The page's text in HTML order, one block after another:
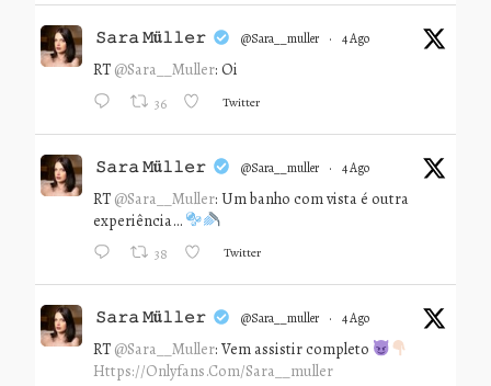
𝚂𝚊𝚛𝚊 𝙼ü𝚕𝚕𝚎𝚛 @sara__muller · 4 Ago
RT @Sara__Muller: Oi
36 Twitter
𝚂𝚊𝚛𝚊 𝙼ü𝚕𝚕𝚎𝚛 @sara__muller · 4 Ago
RT @Sara__Muller: Um banho com vista é outra
experiência…
38 Twitter
𝚂𝚊𝚛𝚊 𝙼ü𝚕𝚕𝚎𝚛 @sara__muller · 4 Ago
RT @Sara__Muller: Vem assistir completo
Https://onlyfans.com/sara__muller